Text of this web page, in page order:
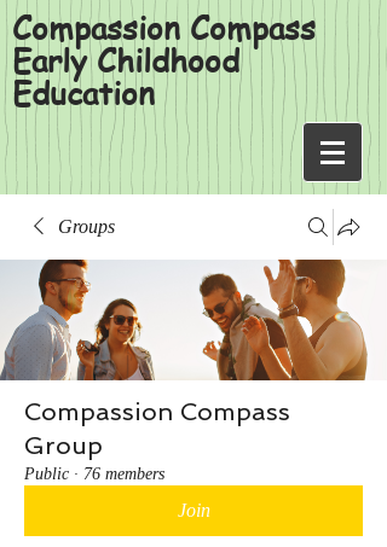
Compassion Compass
Early Childhood
Education
Groups
Compassion Compass
Group
Public · 76 members
Join